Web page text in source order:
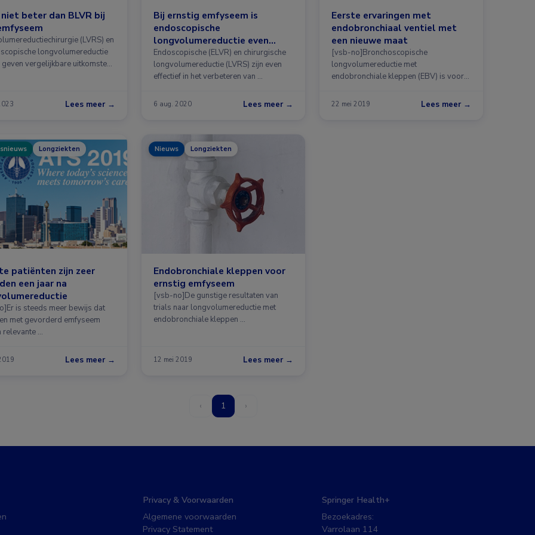
niet beter dan BLVR bij
(LVRS) en
longvolumereductie
geven vergelijkbare uitkomsten
Lees meer →
Bij ernstig emfyseem is
endoscopische
longvolumereductie even
effectief als chirurgische
Endoscopische (ELVR) en chirurgische
longvolumereductie (LVRS) zijn even
effectief in het verbeteren van …
6 aug. 2020 Lees meer →
Eerste ervaringen met
endobronchiaal ventiel met
een nieuwe maat
[vsb-no]Bronchoscopische
longvolumereductie met
endobronchiale kleppen (EBV) is voor
22 mei 2019 Lees meer →
Longziekten
patiënten zijn zeer
een jaar na
is steeds meer bewijs dat
met gevorderd emfyseem
relevante …
Lees meer →
Nieuws Longziekten
Endobronchiale kleppen voor
ernstig emfyseem
[vsb-no]De gunstige resultaten van
trials naar longvolumereductie met
endobronchiale kleppen …
12 mei 2019 Lees meer →
‹ 1 ›
Privacy & Voorwaarden
Algemene voorwaarden
Privacy Statement
Springer Health+
Bezoekadres:
Varrolaan 114